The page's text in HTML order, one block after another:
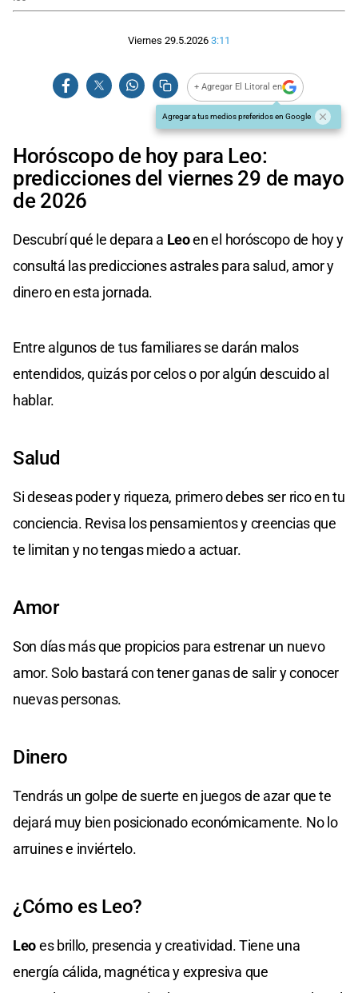
Viernes 29.5.2026 3:11
+ Agregar El Litoral en
Agregar a tus medios preferidos en Google
Horóscopo de hoy para Leo:
predicciones del viernes 29 de mayo
de 2026
Descubrí qué le depara a Leoen el horóscopo de hoy y
consultá las predicciones astrales para salud, amor y
dinero en esta jornada.
Entre algunos de tus familiares se darán malos
entendidos, quizás por celos o por algún descuido al
hablar.
Salud
Si deseas poder y riqueza, primero debes ser rico en tu
conciencia. Revisa los pensamientos y creencias que
te limitan y no tengas miedo a actuar.
Amor
Son días más que propicios para estrenar un nuevo
amor. Solo bastará con tener ganas de salir y conocer
nuevas personas.
Dinero
Tendrás un golpe de suerte en juegos de azar que te
dejará muy bien posicionado económicamente. No lo
arruines e inviértelo.
¿Cómo es Leo?
Leoes brillo, presencia y creatividad. Tiene una
energía cálida, magnética y expresiva que